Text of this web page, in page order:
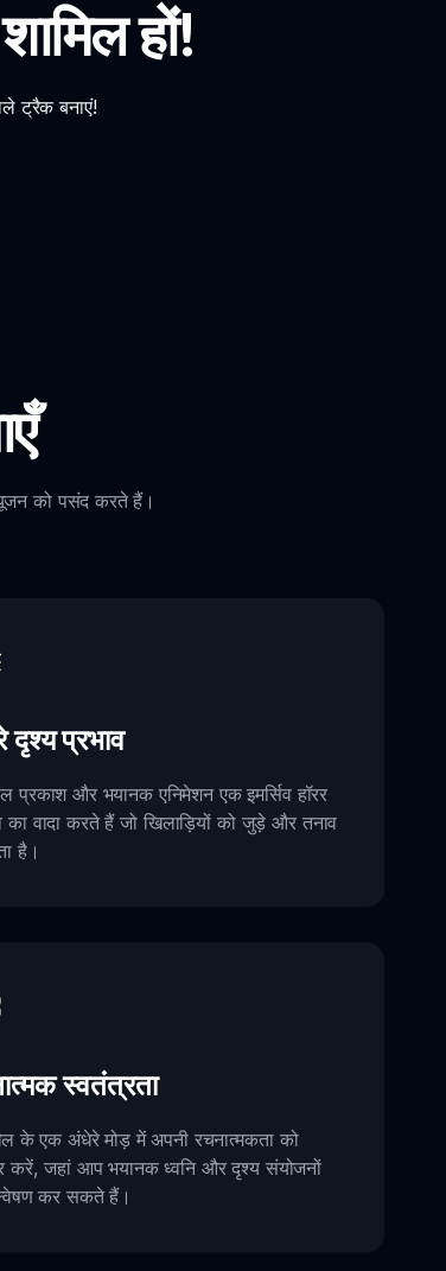
हों!
ट्रैक बनाएं!
को पसंद करते हैं।
दृश्य प्रभाव
प्रकाश और भयानक एनिमेशन एक इमर्सिव हॉरर
वादा करते हैं जो खिलाड़ियों को जुड़े और तनाव
है।
स्वतंत्रता
के एक अंधेरे मोड़ में अपनी रचनात्मकता को
करें, जहां आप भयानक ध्वनि और दृश्य संयोजनों
कर सकते हैं।